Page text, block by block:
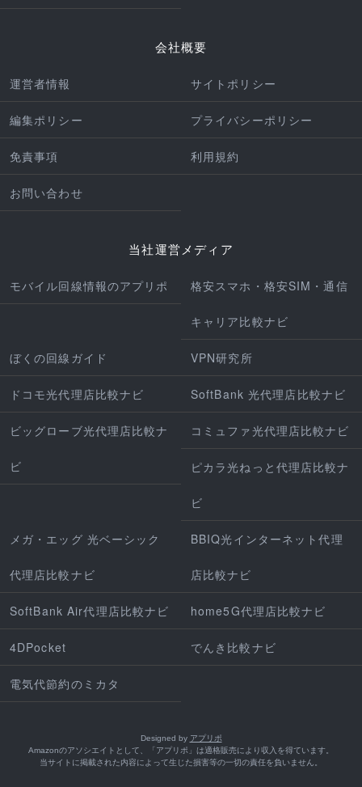
会社概要
運営者情報 サイトポリシー
編集ポリシー プライバシーポリシー
免責事項 利用規約
お問い合わせ
当社運営メディア
モバイル回線情報のアプリポ 格安スマホ・格安SIM・通信
キャリア比較ナビ
ぼくの回線ガイド VPN研究所
ドコモ光代理店比較ナビ SoftBank 光代理店比較ナビ
ビッグローブ光代理店比較ナ
ビ
コミュファ光代理店比較ナビ
ピカラ光ねっと代理店比較ナ
ビ
メガ・エッグ 光ベーシック
代理店比較ナビ
BBIQ光インターネット代理
店比較ナビ
SoftBank Air代理店比較ナビ home5G代理店比較ナビ
4DPocket でんき比較ナビ
電気代節約のミカタ
Designed by アプリポ
Amazonのアソシエイトとして、「アプリポ」は適格販売により収入を得ています。
当サイトに掲載された内容によって生じた損害等の一切の責任を負いません。